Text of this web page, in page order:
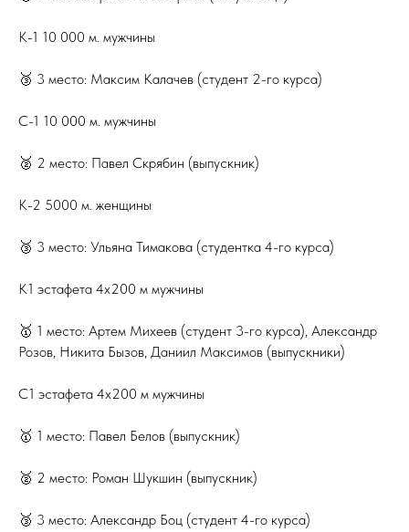
К-1 10 000 м. мужчины
🥉 3 место: Максим Калачев (студент 2-го курса)
С-1 10 000 м. мужчины
🥈 2 место: Павел Скрябин (выпускник)
К-2 5000 м. женщины
🥉 3 место: Ульяна Тимакова (студентка 4-го курса)
K1 эстафета 4х200 м мужчины
🥇 1 место: Артем Михеев (студент 3-го курса), Александр
Розов, Никита Бызов, Даниил Максимов (выпускники)
С1 эстафета 4х200 м мужчины
🥇 1 место: Павел Белов (выпускник)
🥈 2 место: Роман Шукшин (выпускник)
🥉 3 место: Александр Боц (студент 4-го курса)